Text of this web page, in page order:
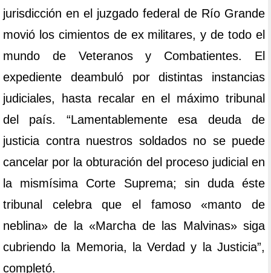
jurisdicción en el juzgado federal de Río Grande
movió los cimientos de ex militares, y de todo el
mundo de Veteranos y Combatientes. El
expediente deambuló por distintas instancias
judiciales, hasta recalar en el máximo tribunal
del país. “Lamentablemente esa deuda de
justicia contra nuestros soldados no se puede
cancelar por la obturación del proceso judicial en
la mismísima Corte Suprema; sin duda éste
tribunal celebra que el famoso «manto de
neblina» de la «Marcha de las Malvinas» siga
cubriendo la Memoria, la Verdad y la Justicia”,
completó.